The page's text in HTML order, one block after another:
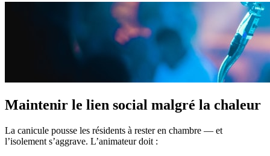
Maintenir le lien social malgré la chaleur
La canicule pousse les résidents à rester en chambre — et
l’isolement s’aggrave. L’animateur doit :